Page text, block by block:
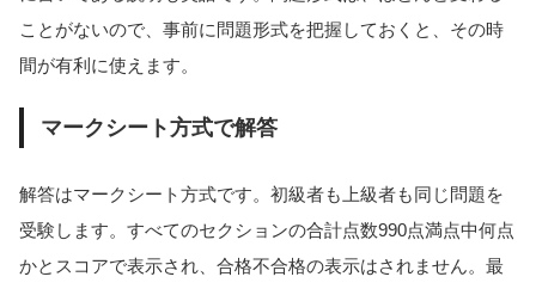
ことがないので、事前に問題形式を把握しておくと、その時
間が有利に使えます。
マークシート方式で解答
解答はマークシート方式です。初級者も上級者も同じ問題を
受験します。すべてのセクションの合計点数990点満点中何点
かとスコアで表示され、合格不合格の表示はされません。最